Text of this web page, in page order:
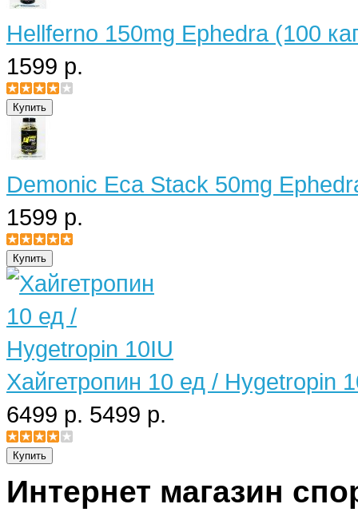
Hellferno 150mg Ephedra (100
1599 р.
Demonic Eca Stack 50mg
1599 р.
Хайгетропин 10 ед / Hygetropin
6499 р. 5499 р.
Интернет магазин